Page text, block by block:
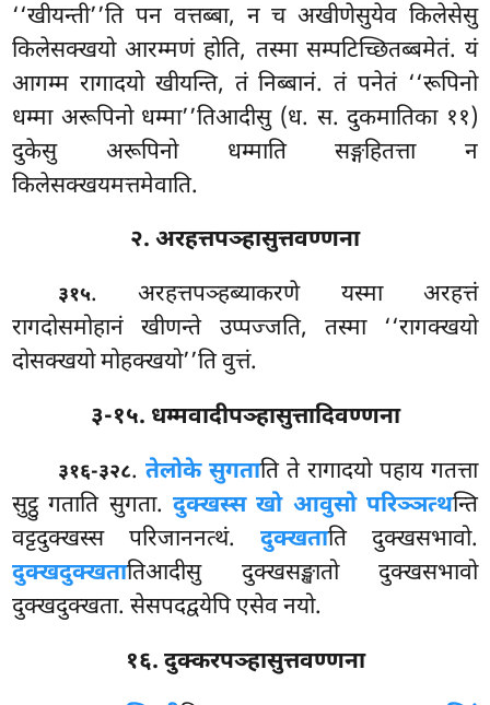
‘‘खीयन्ती’’ति पन वत्तब्बा, न च अखीणेसुयेव किलेसेसु
किलेसक्खयो आरम्मणं होति, तस्मा सम्पटिच्छितब्बमेतं. यं
आगम्म रागादयो खीयन्ति, तं निब्बानं. तं पनेतं ‘‘रूपिनो
धम्मा अरूपिनो धम्मा’’तिआदीसु (ध. स. दुकमातिका ११)
दुकेसु अरूपिनो धम्माति सङ्गहितत्ता न
किलेसक्खयमत्तमेवाति.
२. अरहत्तपञ्हासुत्तवण्णना
३१५. अरहत्तपञ्हब्याकरणे यस्मा अरहत्तं
रागदोसमोहानं खीणन्ते उप्पज्जति, तस्मा ‘‘रागक्खयो
दोसक्खयो मोहक्खयो’’ति वुत्तं.
३-१५. धम्मवादीपञ्हासुत्तादिवण्णना
३१६-३२८. तेलोके सुगताति ते रागादयो पहाय गतत्ता
सुट्ठु गताति सुगता. दुक्खस्स खो आवुसो परिञ्ञत्थन्ति
वट्टदुक्खस्स परिजाननत्थं. दुक्खताति दुक्खसभावो.
दुक्खदुक्खतातिआदीसु दुक्खसङ्खातो दुक्खसभावो
दुक्खदुक्खता. सेसपदद्वयेपि एसेव नयो.
१६. दुक्करपञ्हासुत्तवण्णना